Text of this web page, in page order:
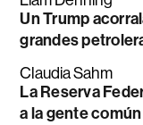
Un Trump
grandes
Claudia Sahm
La Reserva
a la gente común